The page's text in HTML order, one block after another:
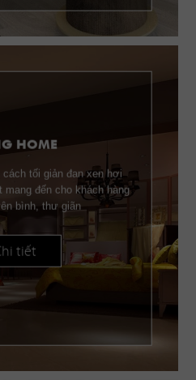
HOME
tối giản đan xen hơi
đến cho khách hàng
bình, thư giãn
tiết